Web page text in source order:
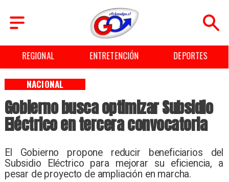
ENTRETENCIÓN DEPORTES CULTURA
Gobierno busca optimizar Subsidio
Eléctrico en tercera convocatoria
El Gobierno propone reducir beneficiarios del
Subsidio Eléctrico para mejorar su eficiencia, a
pesar de proyecto de ampliación en marcha.
NACIONAL